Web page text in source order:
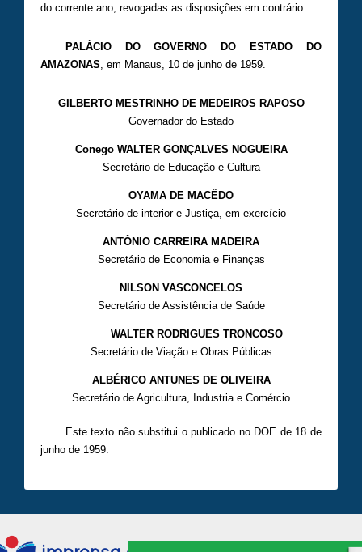
do corrente ano, revogadas as disposições em contrário.
PALÁCIO DO GOVERNO DO ESTADO DO
AMAZONAS, em Manaus, 10 de junho de 1959.
GILBERTO MESTRINHO DE MEDEIROS RAPOSO
Governador do Estado
Conego WALTER GONÇALVES NOGUEIRA
Secretário de Educação e Cultura
OYAMA DE MACÊDO
Secretário de interior e Justiça, em exercício
ANTÔNIO CARREIRA MADEIRA
Secretário de Economia e Finanças
NILSON VASCONCELOS
Secretário de Assistência de Saúde
WALTER RODRIGUES TRONCOSO
Secretário de Viação e Obras Públicas
ALBÉRICO ANTUNES DE OLIVEIRA
Secretário de Agricultura, Industria e Comércio
Este texto não substitui o publicado no DOE de 18 de
junho de 1959.